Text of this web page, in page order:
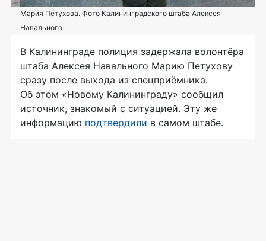
Мария Петухова. Фото Калининградского штаба Алексея
Навального
В Калининграде полиция задержала волонтёра
штаба Алексея Навального Марию Петухову
сразу после выхода из спецприёмника.
Об этом «Новому Калининграду» сообщил
источник, знакомый с ситуацией. Эту же
информацию подтвердили в самом штабе.